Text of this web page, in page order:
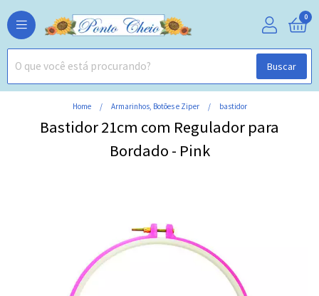
Buscar
0
Home Armarinhos, Botões e Ziper bastidor
Bastidor 21cm com Regulador para
Bordado - Pink